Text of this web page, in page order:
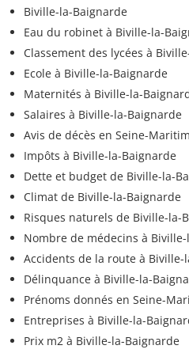
Biville-la-Baignarde
Eau du robinet à Biville-la-
Classement des lycées à
Ecole à Biville-la-Baignarde
Maternités à Biville-la-
Salaires à Biville-la-Baignarde
Avis de décès en Seine-
Impôts à Biville-la-Baignarde
Dette et budget de Biville-la-
Climat de Biville-la-Baignarde
Risques naturels de Biville-la-
Nombre de médecins à
Accidents de la route à Biville-
Délinquance à Biville-la-
Prénoms donnés en Seine-
Entreprises à Biville-la-
Prix m2 à Biville-la-Baignarde